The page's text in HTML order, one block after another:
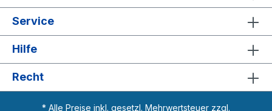
Service
Hilfe
Recht
* Alle Preise inkl. gesetzl. Mehrwertsteuer zzgl.